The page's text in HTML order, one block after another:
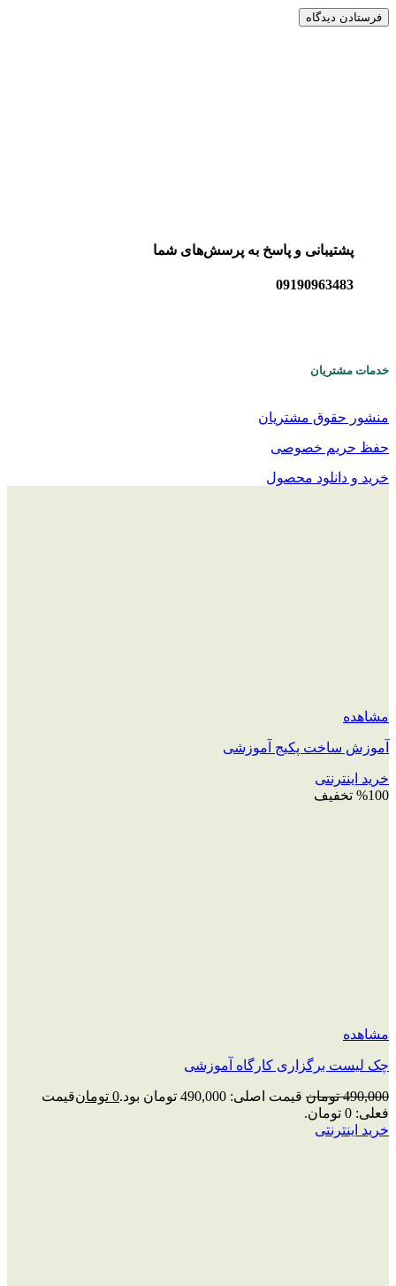
پشتیبانی و پاسخ به پرسش‌های شما
09190963483
خدمات مشتریان
منشور حقوق مشتریان
حفظ حریم خصوصی
خرید و دانلود محصول
مشاهده
آموزش ساخت پکیج آموزشی
خرید اینترنتی
%100 تخفیف
مشاهده
چک‌ لیست برگزاری کارگاه آموزشی
490,000 تومان قیمت اصلی: 490,000 تومان بود. 0 تومانقیمت
فعلی: 0 تومان.
خرید اینترنتی